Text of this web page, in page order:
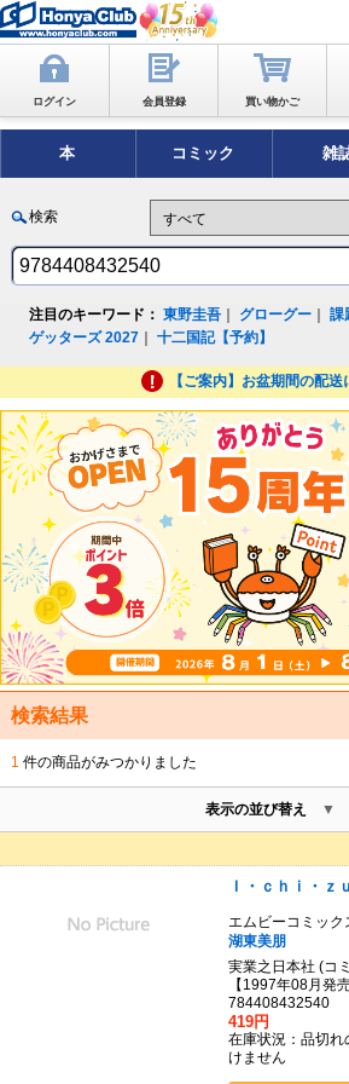
ログイン 会員登録 買い物かご
本 コミック 雑
検索
注目のキーワード： 東野圭吾 グローグー ｜課
ゲッターズ 2027 ｜十二国記【予約】
【ご案内】お盆期間の配送
検索結果
1 件の商品がみつかりました
表示の並び替え
Ｉ・ｃｈｉ・
エムビーコミッ
湖東美朋
実業之日本社 (コ
【1997年08月
784408432540
419円
在庫状況：品切
けません